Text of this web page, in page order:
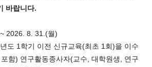
바랍니다.
2026. 8. 31.(월)
도 1학기 이전 신규교육(최초 1회)을 이수
함) 연구활동종사자(교수, 대학원생, 연구